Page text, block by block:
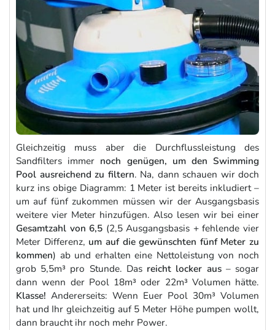
Gleichzeitig muss aber die Durchflussleistung des
Sandfilters immer noch genügen, um den Swimming
Pool ausreichend zu filtern. Na, dann schauen wir doch
kurz ins obige Diagramm: 1 Meter ist bereits inkludiert –
um auf fünf zukommen müssen wir der Ausgangsbasis
weitere vier Meter hinzufügen. Also lesen wir bei einer
Gesamtzahl von 6,5 (2,5 Ausgangsbasis + fehlende vier
Meter Differenz, um auf die gewünschten fünf Meter zu
kommen) ab und erhalten eine Nettoleistung von noch
grob 5,5m³ pro Stunde. Das reicht locker aus– sogar
dann wenn der Pool 18m³ oder 22m³ Volumen hätte.
Klasse! Andererseits: Wenn Euer Pool 30m³ Volumen
hat und Ihr gleichzeitig auf 5 Meter Höhe pumpen wollt,
dann braucht ihr noch mehr Power.